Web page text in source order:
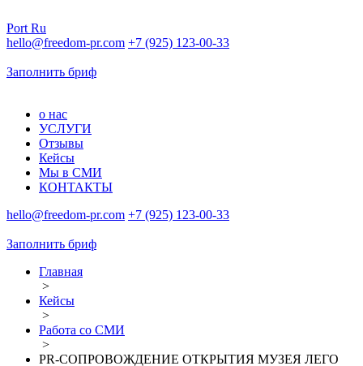
Port Ru
hello@freedom-pr.com +7 (925) 123-00-33
Заполнить бриф
о нас
УСЛУГИ
Отзывы
Кейсы
Мы в СМИ
КОНТАКТЫ
hello@freedom-pr.com +7 (925) 123-00-33
Заполнить бриф
Главная
>
Кейсы
>
Работа со СМИ
>
PR-СОПРОВОЖДЕНИЕ ОТКРЫТИЯ МУЗЕЯ ЛЕГО